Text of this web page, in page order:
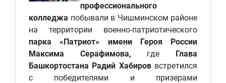
профессионального
колледжа побывали в Чишминском районе
на территории военно-патриотического
парка «Патриот» имени Героя России
Максима Серафимова, где Глава
Башкортостана Радий Хабироввстретился
с победителями и призерами